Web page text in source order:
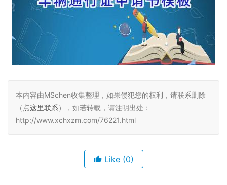
本内容由MSchen收集整理，如果侵犯您的权利，请联系删除
（ 点这里联系），如若转载，请注明出处：
http://www.xchxzm.com/76221.html
Like (0)